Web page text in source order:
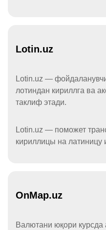
Lotin.uz
Lotin.uz —
лотиндан кириллга ва
таклиф этади.
Lotin.uz — поможет
кириллицы на латиницу
OnMap.uz
Валютани юқори